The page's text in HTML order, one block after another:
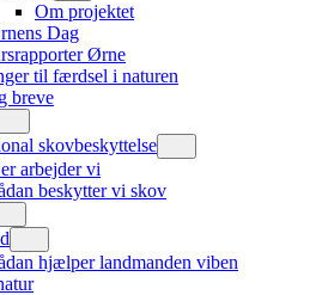
Om projektet
Dag
Ørne
til færdsel i naturen
breve
skovbeskyttelse
arbejder vi
beskytter vi skov
hjælper landmanden viben